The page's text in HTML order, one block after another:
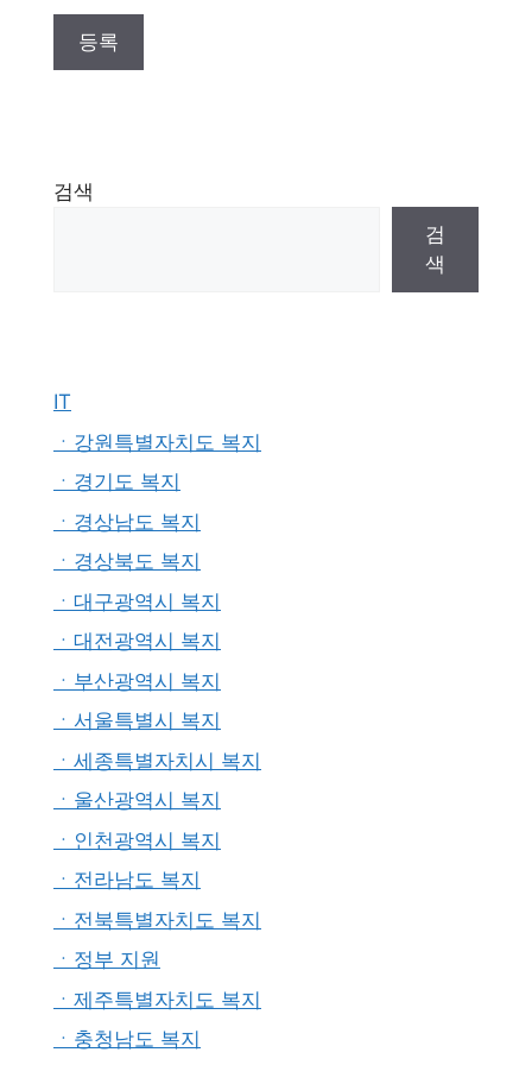
검색
검
색
IT
ㆍ강원특별자치도 복지
ㆍ경기도 복지
ㆍ경상남도 복지
ㆍ경상북도 복지
ㆍ대구광역시 복지
ㆍ대전광역시 복지
ㆍ부산광역시 복지
ㆍ서울특별시 복지
ㆍ세종특별자치시 복지
ㆍ울산광역시 복지
ㆍ인천광역시 복지
ㆍ전라남도 복지
ㆍ전북특별자치도 복지
ㆍ정부 지원
ㆍ제주특별자치도 복지
ㆍ충청남도 복지